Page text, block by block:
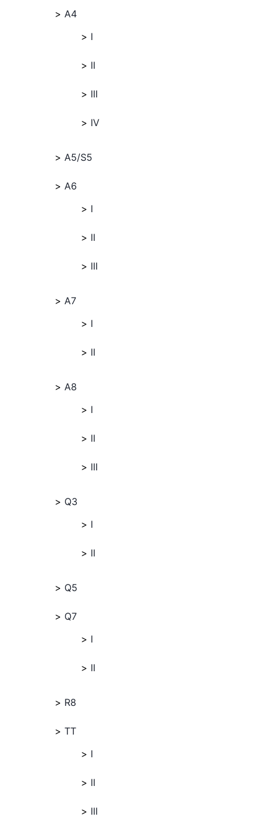
A4
I
II
III
IV
A5/S5
A6
I
II
III
A7
I
II
A8
I
II
III
Q3
I
II
Q5
Q7
I
II
R8
TT
I
II
III